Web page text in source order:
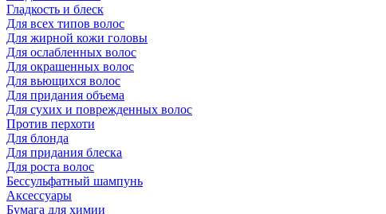
Гладкость и блеск
Для всех типов волос
Для жирной кожи головы
Для ослабленных волос
Для окрашенных волос
Для вьющихся волос
Для придания объема
Для сухих и поврежденных волос
Против перхоти
Для блонда
Для придания блеска
Для роста волос
Бессульфатный шампунь
Аксессуары
Бумага для химии